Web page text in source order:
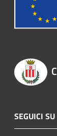
SEGUICI SU